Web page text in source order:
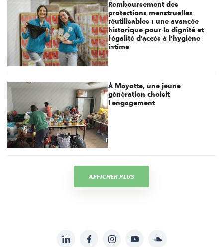
Remboursement des
protections menstruelles
réutilisables : une avancée
historique pour la dignité et
l’égalité d’accès à l’hygiène
intime
À Mayotte, une jeune
génération choisit
l'engagement
AFFICHER PLUS
LinkedInFacebookInstagramYouTubeSoundcloud